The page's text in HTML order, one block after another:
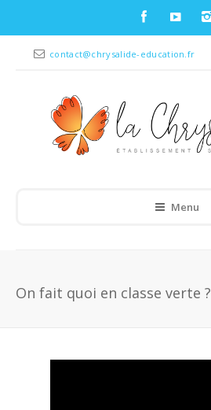
contact@chrysalide-education.fr
Menu
On fait quoi en classe verte ?